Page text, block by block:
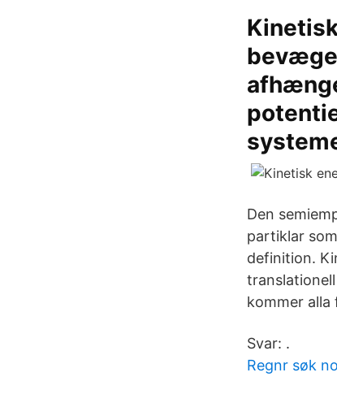
Den
partiklar
definition.
kommer alla
Svar: .
Regnr søk